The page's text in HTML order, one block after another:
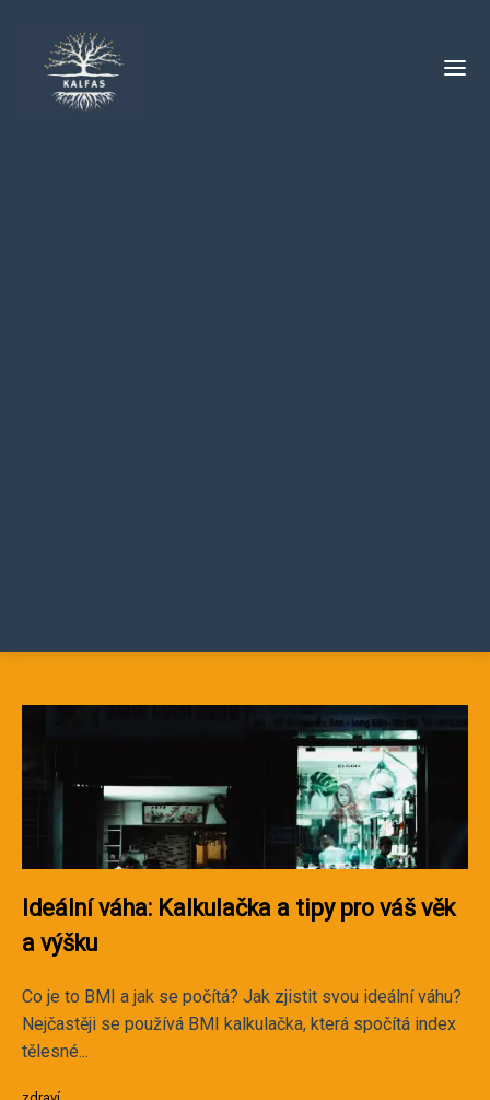
Ideální váha: Kalkulačka a tipy pro váš věk
a výšku
Co je to BMI a jak se počítá? Jak zjistit svou ideální váhu?
Nejčastěji se používá BMI kalkulačka, která spočítá index
tělesné...